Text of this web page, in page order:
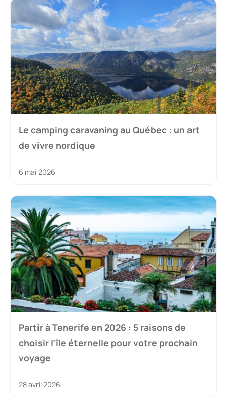
Le camping caravaning au Québec : un art
de vivre nordique
6 mai 2026
Partir à Tenerife en 2026 : 5 raisons de
choisir l’île éternelle pour votre prochain
voyage
28 avril 2026